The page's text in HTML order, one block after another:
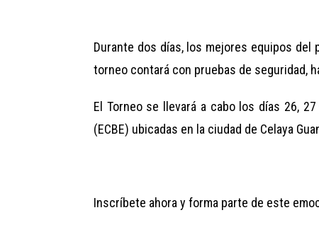
Durante dos días, los mejores equipos
torneo contará con pruebas de seguridad,
El Torneo se llevará a cabo los días 26,
(ECBE) ubicadas en la ciudad de Celaya
Inscríbete ahora y forma parte de este